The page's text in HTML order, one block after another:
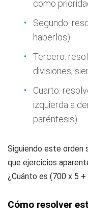
como
Segundo:
haberlos).
Tercero:
divisiones,
Cuarto:
izquierda a
paréntesis).
Siguiendo este orden
que ejercicios
¿Cuánto es (700 x 5
Cómo resolver